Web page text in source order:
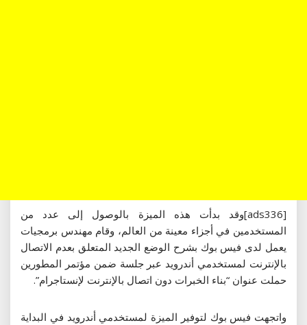
[ads336]وقد بدأت هذه الميزة بالوصول إلى عدد من
المستخدمين في أجزاء معينة من العالم، وقام مهندس برمجيات
يعمل لدى فيس بوك بشرح الوضع الجديد المتعلق بعدم الاتصال
بالإنترنت لمستخدمي أندرويد عبر جلسة ضمن مؤتمر المطورين
حملت عنوان “بناء الخبرات دون اتصال بالإنترنت لإنستاجرام”.
واتجهت فيس بوك لتوفير الميزة لمستخدمي أندرويد في البداية